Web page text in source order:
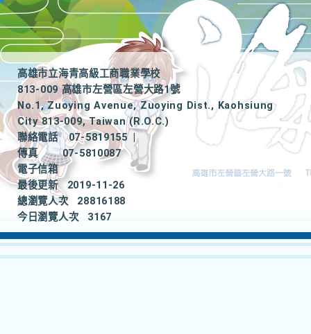
高雄市立海青高級工商職業學校
813-009 高雄市左營區左營大路1號
No.1, Zuoying Avenue, Zuoying Dist., Kaohsiung
City 813-009, Taiwan (R.O.C.)
聯絡電話
07-5819155
|
傳真
07-5810087
電子信箱
最後更新
2019-11-26
總瀏覽人次
28816188
今日瀏覽人次
3167